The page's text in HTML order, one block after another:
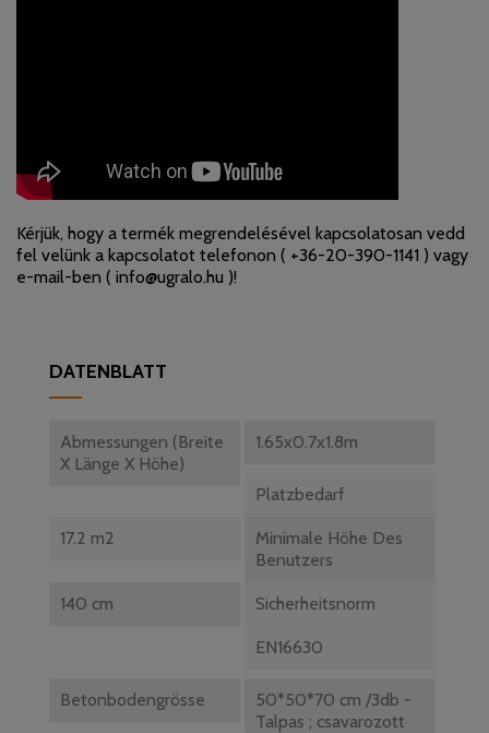
Kérjük, hogy a termék megrendelésével kapcsolatosan vedd
fel velünk a kapcsolatot telefonon ( +36-20-390-1141 ) vagy
e-mail-ben ( info@ugralo.hu )!
DATENBLATT
Abmessungen (Breite
X Länge X Höhe)
1.65x0.7x1.8m
Platzbedarf
17.2 m2
Minimale Höhe Des
Benutzers
140 cm Sicherheitsnorm
EN16630
Betonbodengrösse
50*50*70 cm /3db -
Talpas ; csavarozott